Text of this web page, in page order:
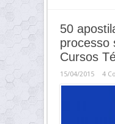
50
processo
Cursos
15/04/2015 4